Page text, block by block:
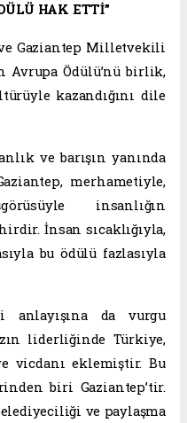
HAK ETTİ”
Gaziantep Milletvekili
Avrupa Ödülü’nü birlik,
kazandığını dile
ve barışın yanında
merhametiyle,
insanlığın
İnsan sıcaklığıyla,
bu ödülü fazlasıyla
anlayışına da vurgu
liderliğinde Türkiye,
vicdanı eklemiştir. Bu
biri Gaziantep’tir.
ve paylaşma